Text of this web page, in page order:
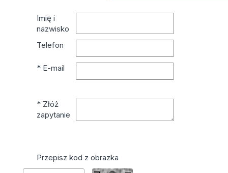
Imię i
nazwisko
Telefon
* E-mail
* Złóż
zapytanie
Przepisz kod z obrazka